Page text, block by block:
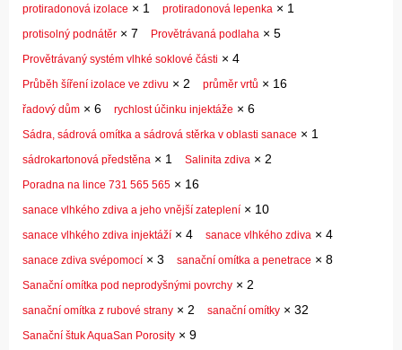
protiradonová izolace × 1 protiradonová lepenka × 1
protisolný podnátěr × 7 Provětrávaná podlaha × 5
Provětrávaný systém vlhké soklové části × 4
Průběh šíření izolace ve zdivu × 2 průměr vrtů × 16
řadový dům × 6 rychlost účinku injektáže × 6
Sádra, sádrová omítka a sádrová stěrka v oblasti sanace × 1
sádrokartonová předstěna × 1 Salinita zdiva × 2
Poradna na lince 731 565 565 × 16
sanace vlhkého zdiva a jeho vnější zateplení × 10
sanace vlhkého zdiva injektáží × 4 sanace vlhkého zdiva × 4
sanace zdiva svépomocí × 3 sanační omítka a penetrace × 8
Sanační omítka pod neprodyšnými povrchy × 2
sanační omítka z rubové strany × 2 sanační omítky × 32
Sanační štuk AquaSan Porosity × 9